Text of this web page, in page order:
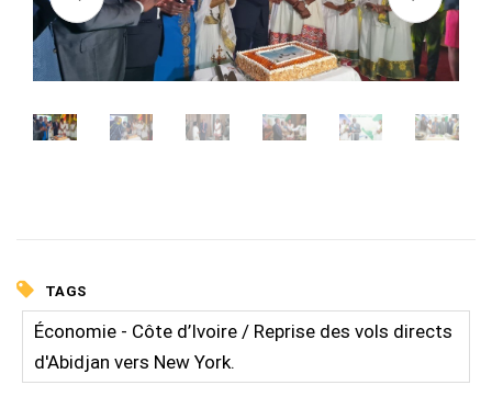
TAGS
Économie - Côte d’Ivoire / Reprise des vols directs
d'Abidjan vers New York.